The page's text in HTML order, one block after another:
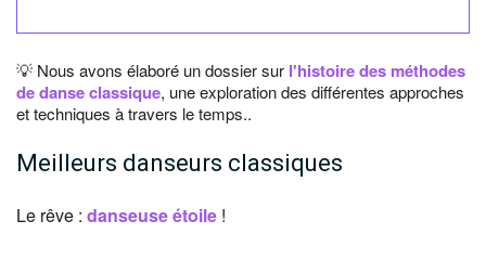
💡 Nous avons élaboré un dossier sur l'histoire des méthodes
de danse classique, une exploration des différentes approches
et techniques à travers le temps..
Meilleurs danseurs classiques
Le rêve : danseuse étoile !